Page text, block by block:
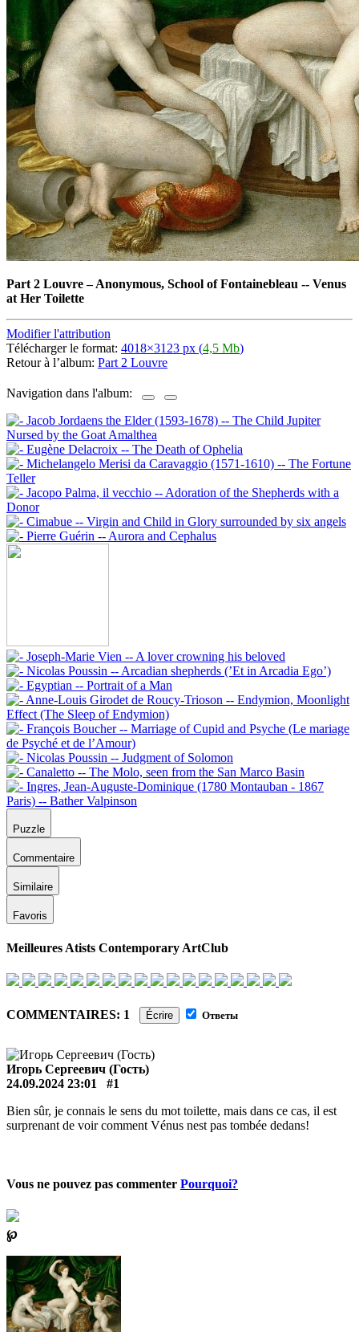
Part 2 Louvre–Anonymous, School of Fontainebleau -- Venus
at Her Toilette
Modifier l'attribution
Télécharger le format: 4018×3123 px (4,5 Mb)
Retour à l’album: Part 2 Louvre
Navigation dans l'album:
Puzzle
Commentaire
Similaire
Favoris
Meilleures Atists Contemporary ArtClub
COMMENTAIRES: 1 Écrire Ответы
Игорь Сергеевич (Гость)
24.09.2024 23:01
#1
Bien sûr, je connais le sens du mot toilette, mais dans ce cas, il est
surprenant de voir comment Vénus nest pas tombée dedans!
Vous ne pouvez pas commenter Pourquoi?
℘